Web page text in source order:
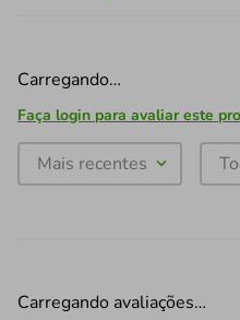
Carregando…
Faça login para avaliar este
Mais recentes
Carregando avaliações…